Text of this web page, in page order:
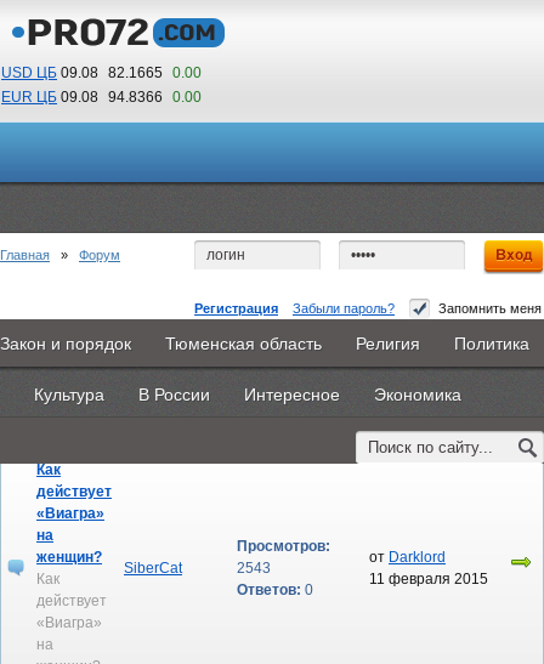
USD ЦБ 09.08 82.1665 0.00
EUR ЦБ 09.08 94.8366 0.00
10 24
По Гринвичу (GMT +5)
Регистрация Забыли пароль? Запомнить меня
Главная Новости Объявления КНИГИ ВестиNet
Каталоги 9PS Прочее
Закон и порядок Тюменская область Религия Политика
Культура В России Интересное Экономика
Главная » Форум
Последние сообщения Новые темы
Любовь и отношения
Темы Автор Активность
Последнее
сообщение
Как
действует
«Виагра»
на
женщин?
Как
действует
«Виагра»
на
SiberCat
Просмотров:
2543
Ответов: 0
от Darklord
11 февраля 2015